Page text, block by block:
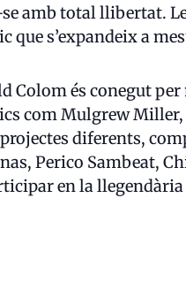
amb total llibertat.
s’expandeix a
és conegut per
com Mulgrew Miller,
diferents,
Perico Sambeat,
en la